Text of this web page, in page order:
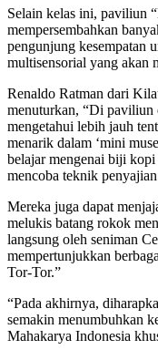
Selain kelas ini, paviliun
mempersembahkan
pengunjung kesempatan
multisensorial yang akan
Renaldo Ratman dari
menuturkan, “Di
mengetahui lebih jauh
menarik dalam ‘mini
belajar mengenai biji
mencoba teknik
Mereka juga dapat
melukis batang rokok
langsung oleh seniman
mempertunjukkan
Tor-Tor.”
“Pada akhirnya,
semakin menumbuhkan
Mahakarya Indonesia